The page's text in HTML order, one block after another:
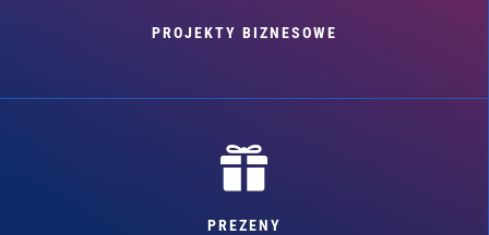
PROJEKTY BIZNESOWE

PREZENY